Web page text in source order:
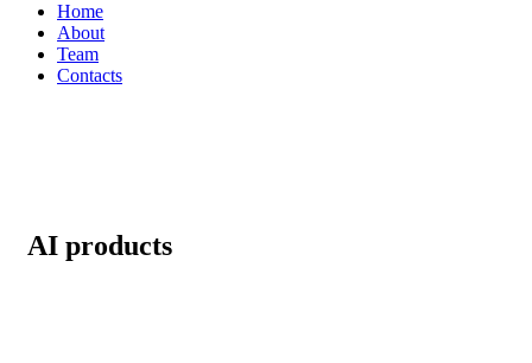
Home
About
Team
Contacts
AI products